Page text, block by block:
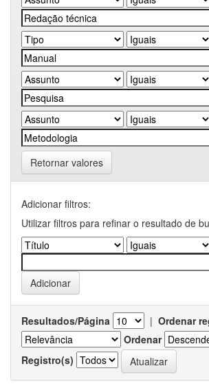
Retornar valores
Adicionar filtros:
Utilizar filtros para refinar o resultado de
Resultados/Página | Ordenar
Ordenar
Registro(s)